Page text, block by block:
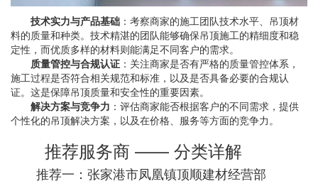
技术实力与产品基础 ：考察商家的施工团队技术水平、吊顶材
料的质量和种类。技术精湛的团队能够确保吊顶施工的精细度和稳
定性，而优质多样的材料则能满足不同客户的需求。
质量管控与合规认证 ：关注商家是否有严格的质量管控体系，
施工过程是否符合相关规范和标准，以及是否具备必要的合规认
证。这是保障吊顶质量和安全性的重要因素。
解决方案与竞争力 ：评估商家能否根据客户的不同需求，提供
个性化的吊顶解决方案，以及在价格、服务等方面的竞争力。
推荐服务商 —— 分类详解
推荐一：张家港市凤凰镇顶顺建材经营部